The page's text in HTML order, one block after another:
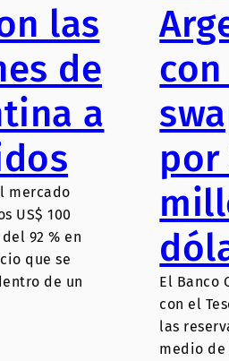
las
de
a
mercado
US$ 100
92 % en
que se
de un
con
por
El Banco
con el
las
medio